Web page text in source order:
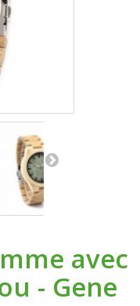
avec
- Gene